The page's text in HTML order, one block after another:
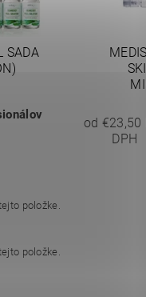
SADA
od €23,50
DPH
položke.
položke.